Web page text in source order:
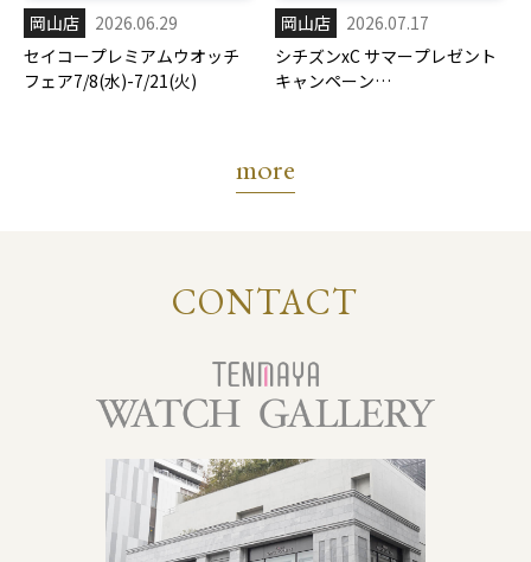
岡山店
2026.06.29
セイコープレミアムウオッチ
フェア7/8(水)-7/21(火)
岡山店
2026.07.17
シチズンxC サマープレゼント
キャンペーン
more
CONTACT